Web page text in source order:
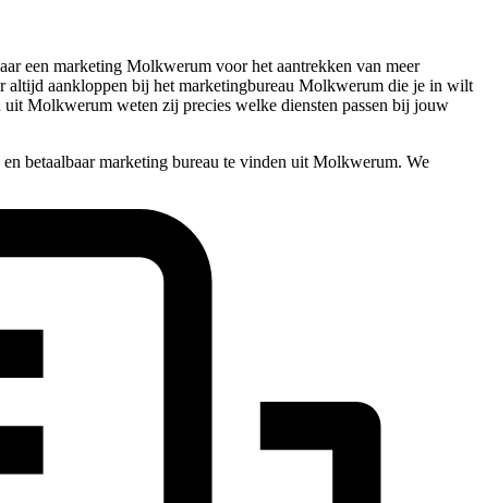
een marketing Molkwerum voor het aantrekken van meer
altijd aankloppen bij het marketingbureau Molkwerum die je in wilt
Molkwerum weten zij precies welke diensten passen bij jouw
en betaalbaar marketing bureau te vinden uit Molkwerum. We